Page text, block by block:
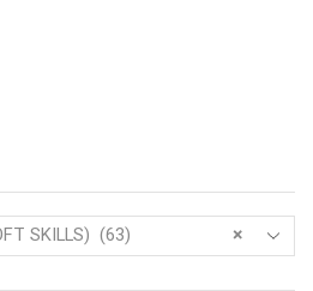
×
SKILLS) (63)